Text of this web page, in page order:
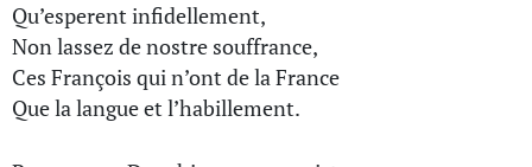
Qu’esperent infidellement,
Non lassez de nostre souffrance,
Ces François qui n’ont de la France
Que la langue et l’habillement.